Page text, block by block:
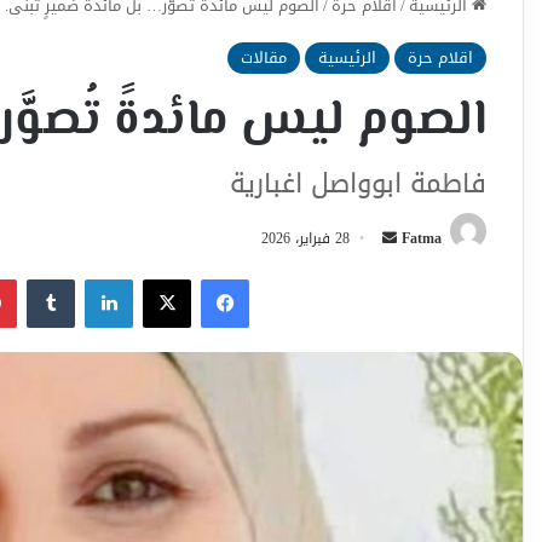
اقلام حرة
الرئيسية مقالات
الصوم ليس مائدةً
فاطمة ابوواصل اغبارية
Fatma
أرسل 28 فبراير، 2026
فيسبوك‫X لينكدإن